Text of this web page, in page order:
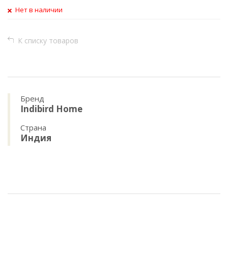
Нет в наличии
К списку товаров
Бренд
Indibird Home
Страна
Индия